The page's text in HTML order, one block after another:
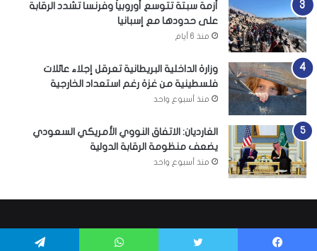
أزمة سبتة تتوسع أوروبياً وفرنسا تشدد الرقابة
على حدودها مع إسبانيا
منذ 6 أيام
وزارة الداخلية البريطانية تعرقل إجلاء عائلات
فلسطينية من غزة رغم استعداد الخارجية
منذ أسبوع واحد
الغارديان: الاتفاق النووي الأمريكي السعودي
يضعف منظومة الرقابة الدولية
منذ أسبوع واحد